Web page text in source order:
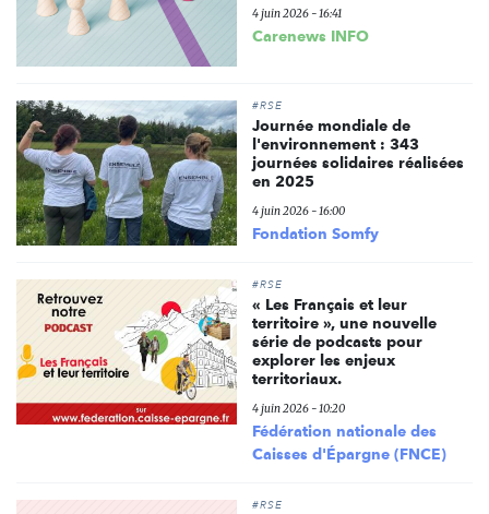
4 juin 2026 - 16:41
Carenews INFO
#RSE
Journée mondiale de
l'environnement : 343
journées solidaires réalisées
en 2025
4 juin 2026 - 16:00
Fondation Somfy
#RSE
« Les Français et leur
territoire », une nouvelle
série de podcasts pour
explorer les enjeux
territoriaux.
4 juin 2026 - 10:20
Fédération nationale des
Caisses d'Épargne (FNCE)
#RSE